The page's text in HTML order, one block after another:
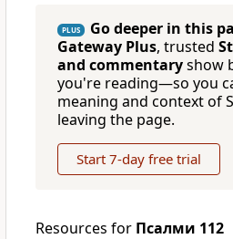
PLUS Go deeper in this
Gateway Plus, trusted
and commentaryshow
you're reading—so you
meaning and context of
leaving the page.
Start 7-day free trial
Resources for Псалми 112